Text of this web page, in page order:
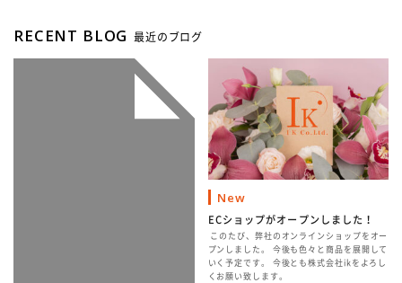
RECENT BLOG 最近のブログ
New
ECショップがオープンしました！
このたび、弊社のオンラインショップをオー
プンしました。 今後も色々と商品を展開して
いく予定です。 今後とも株式会社ikをよろし
くお願い致します。